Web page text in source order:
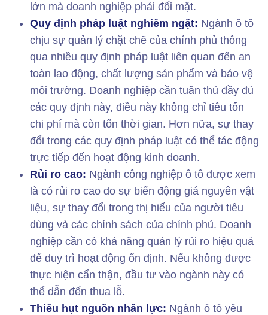
lớn mà doanh nghiệp phải đối mặt.
Quy định pháp luật nghiêm ngặt: Ngành ô tô
chịu sự quản lý chặt chẽ của chính phủ thông
qua nhiều quy định pháp luật liên quan đến an
toàn lao động, chất lượng sản phẩm và bảo vệ
môi trường. Doanh nghiệp cần tuân thủ đầy đủ
các quy định này, điều này không chỉ tiêu tốn
chi phí mà còn tốn thời gian. Hơn nữa, sự thay
đổi trong các quy định pháp luật có thể tác động
trực tiếp đến hoạt động kinh doanh.
Rủi ro cao: Ngành công nghiệp ô tô được xem
là có rủi ro cao do sự biến động giá nguyên vật
liệu, sự thay đổi trong thị hiếu của người tiêu
dùng và các chính sách của chính phủ. Doanh
nghiệp cần có khả năng quản lý rủi ro hiệu quả
để duy trì hoạt động ổn định. Nếu không được
thực hiện cẩn thận, đầu tư vào ngành này có
thể dẫn đến thua lỗ.
Thiếu hụt nguồn nhân lực: Ngành ô tô yêu